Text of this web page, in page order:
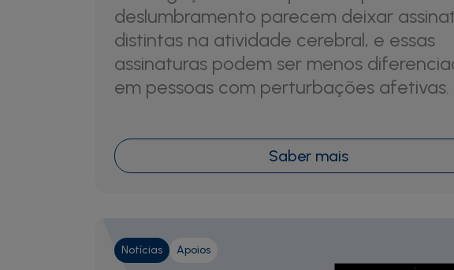
deslumbramento parecem deixar
distintas na atividade cerebral, e essas
assinaturas podem ser menos
em pessoas com perturbações afetivas.
Saber mais
Notícias Apoios